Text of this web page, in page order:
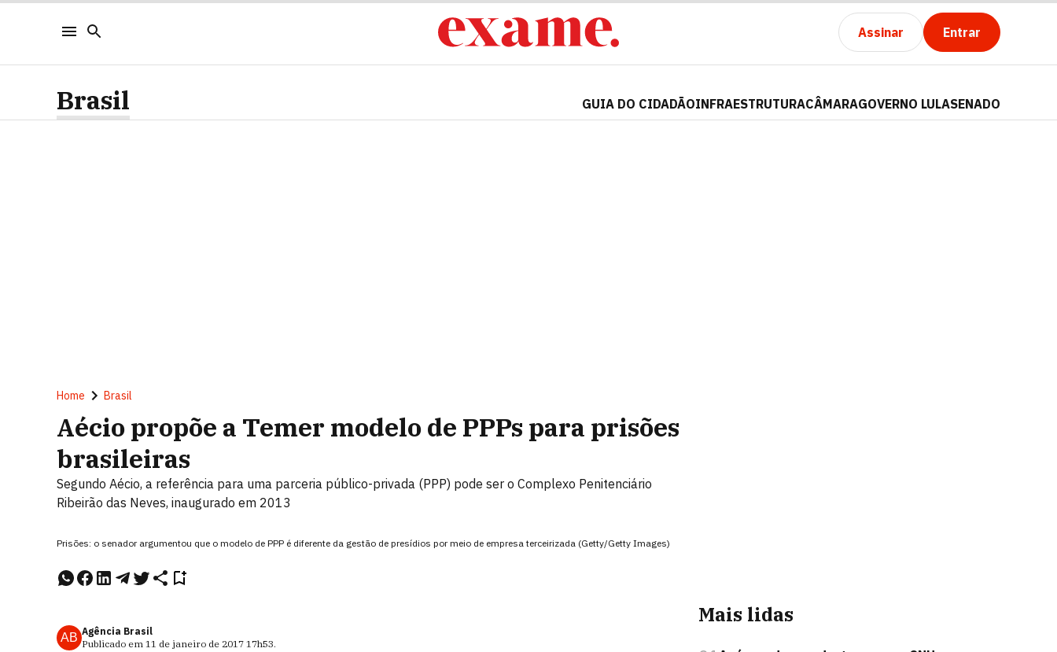
Assinar Entrar
Brasil GUIA DO CIDADÃOINFRAESTRUTURACÂMARAGOVERNO LULASENADO
Home Brasil
Aécio propõe a Temer modelo de PPPs para prisões
brasileiras
Segundo Aécio, a referência para uma parceria público-privada (PPP) pode ser o Complexo Penitenciário
Ribeirão das Neves, inaugurado em 2013
Prisões: o senador argumentou que o modelo de PPP é diferente da gestão de presídios por meio de empresa terceirizada (Getty/Getty Images)
AB Agência Brasil
Publicado em 11 de janeiro de 2017 17h53.
Mais lidas